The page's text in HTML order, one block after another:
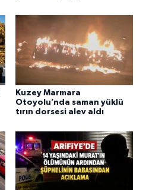
Kuzey Marmara
Otoyolu’nda saman yüklü
tırın dorsesi alev aldı